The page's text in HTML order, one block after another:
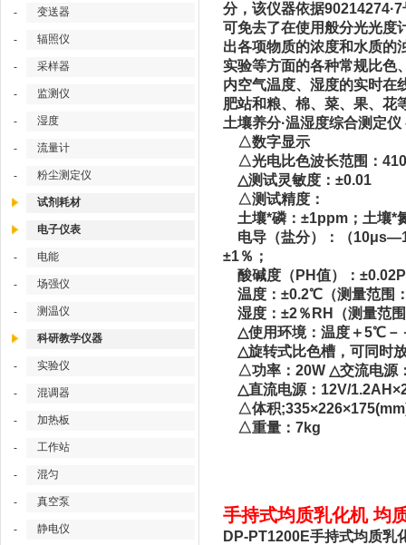
- 变送器
- 辐照仪
- 采样器
- 监测仪
- 湿度
- 流量计
- 粉尘测定仪
试剂耗材
电子仪表
- 电能
- 场强仪
- 测温仪
科研教学仪器
- 实验仪
- 混调器
- 加热板
- 工作站
- 混匀
- 真空泵
- 静电仪
分，该仪器依据
可免去了在使用般分光光度
出各项物质的浓度和水质的
实验等方面的各种常规比色
内空气温度、湿度的实时在
肥站和粮、棉、菜、果、花
土壤养分·温湿度综合测定仪
△数字显示
△光电比色波长范围：
△测试灵敏度：±0.01
△测试精度：
土壤*磷：±1ppm；土壤*
电导（盐分）：（
±1％；
酸碱度（PH值）：
温度：±0.2℃（测量范围
湿度：±2％RH（测量范
△使用环境：温度＋5℃－
△旋转式比色槽，可同时
△功率：20W △交流电源
△直流电源：12V/
△体积
△重量：7kg
手持式均质乳化机 均
DP-PT1200E手持式均质乳